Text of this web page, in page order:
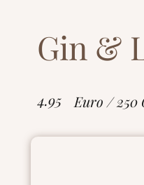
Gin &
4.95 Euro / 250